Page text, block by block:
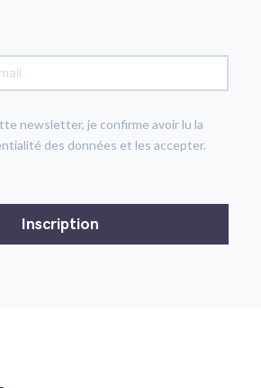
newsletter, je confirme avoir lu la
des données et les accepter.